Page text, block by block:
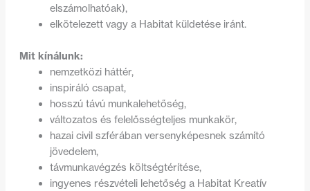
elszámolhatóak),
elkötelezett vagy a Habitat küldetése iránt.
Mit kínálunk:
nemzetközi háttér,
inspiráló csapat,
hosszú távú munkalehetőség,
változatos és felelősségteljes munkakör,
hazai civil szférában versenyképesnek számító
jövedelem,
távmunkavégzés költségtérítése,
ingyenes részvételi lehetőség a Habitat Kreatív